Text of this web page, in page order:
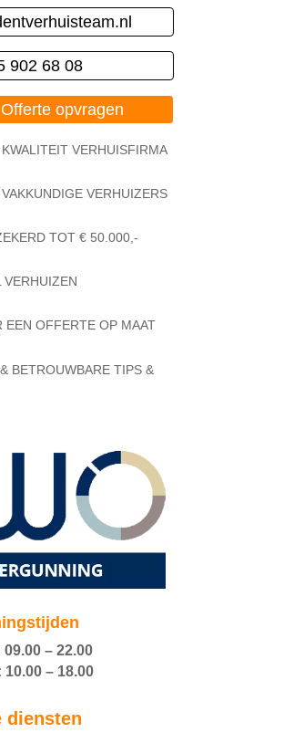
902 68 08
opvragen
VERHUISFIRMA
VERHUIZERS
TOT € 50.000,-
VERHUIZEN
EEN OFFERTE OP MAAT
BETROUWBARE TIPS &
09.00 – 22.00
10.00 – 18.00
diensten